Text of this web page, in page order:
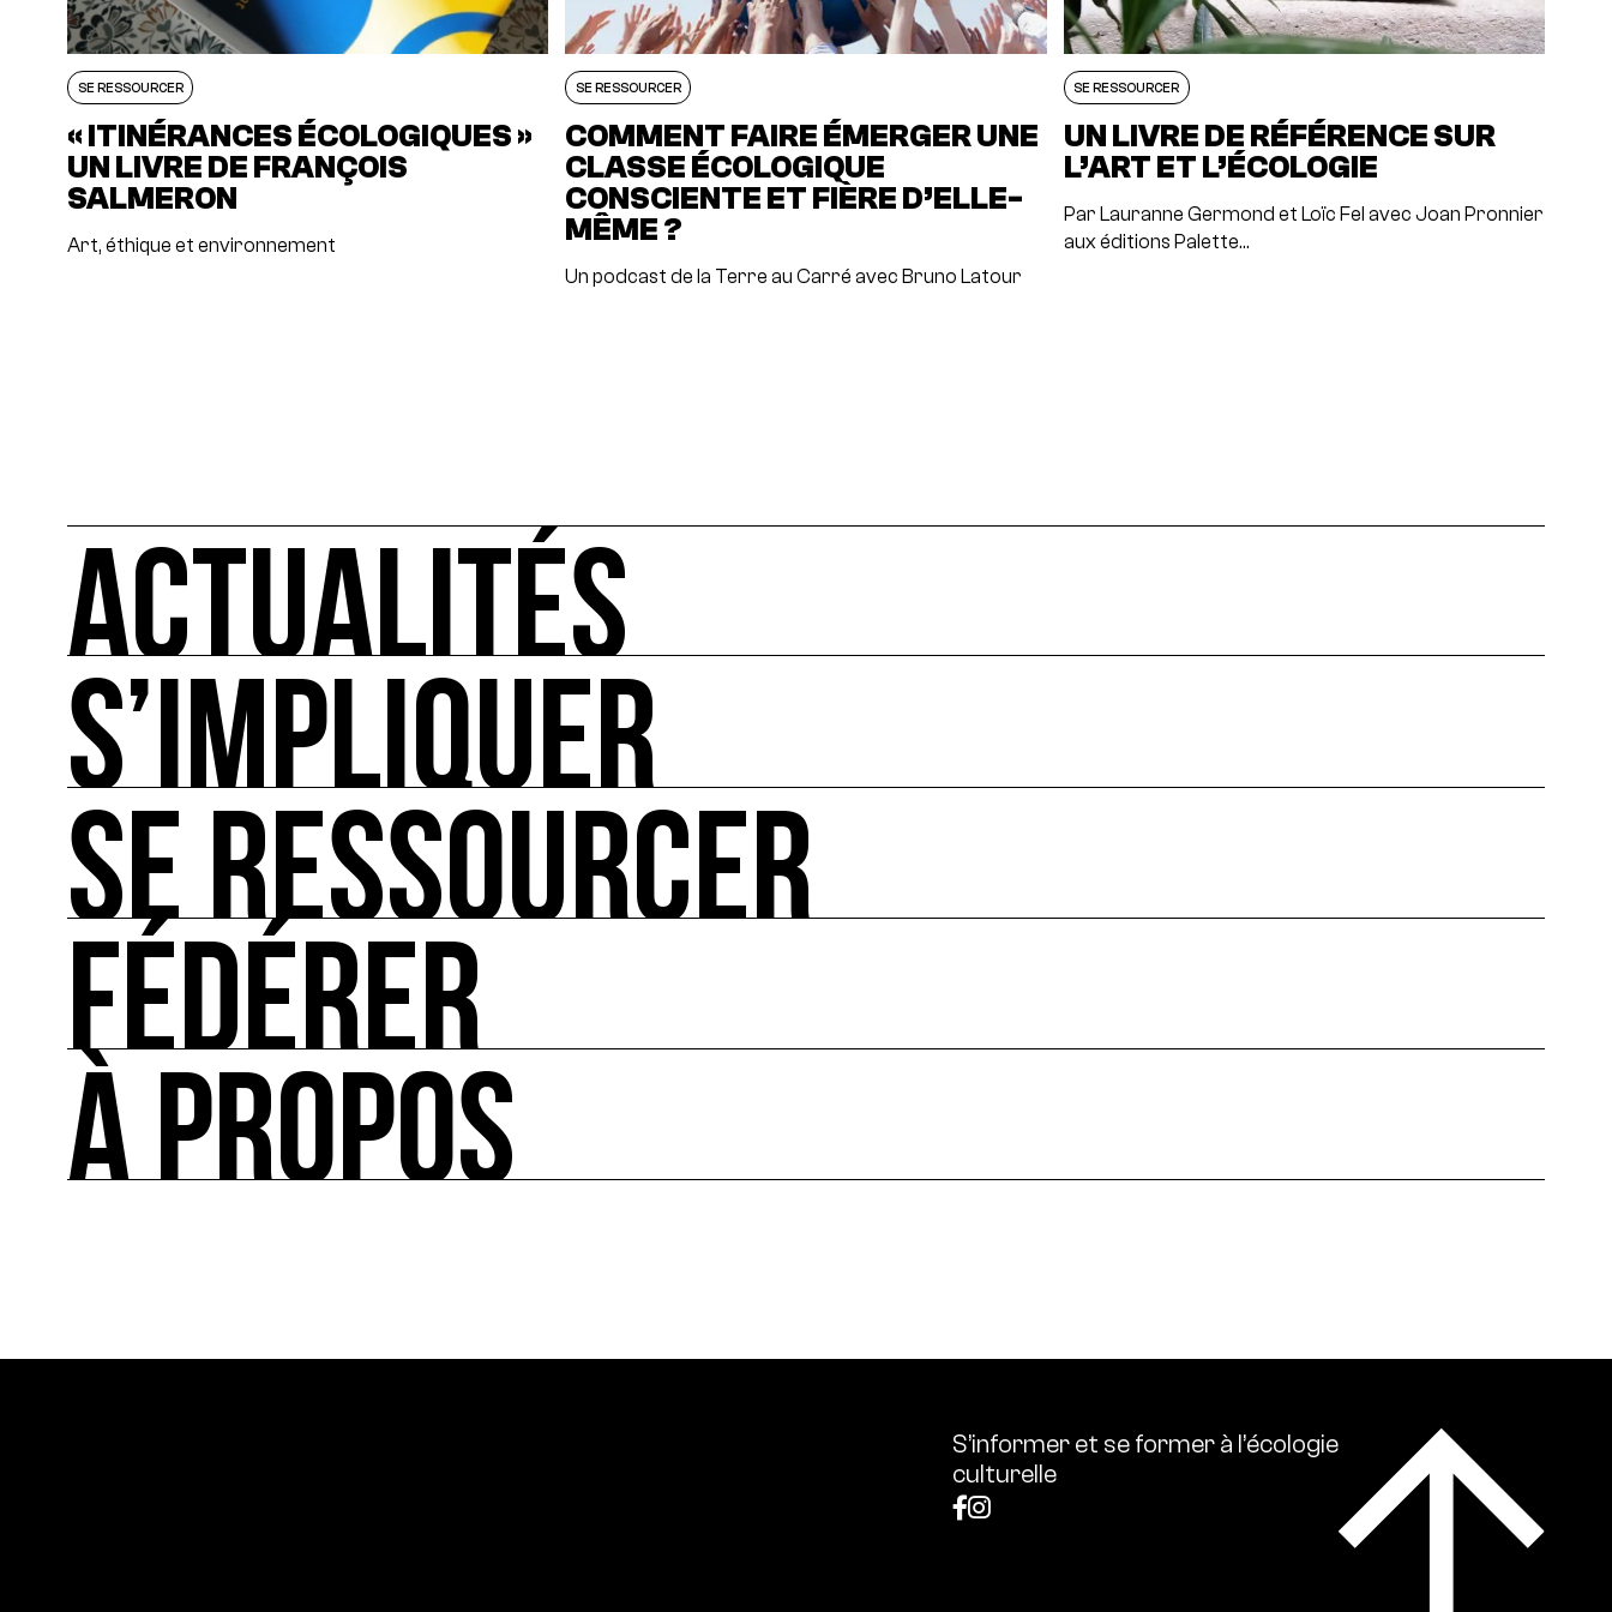
SE RESSOURCER
« ITINÉRANCES ÉCOLOGIQUES »
UN LIVRE DE FRANÇOIS
SALMERON
Art, éthique et environnement
SE RESSOURCER
COMMENT FAIRE ÉMERGER UNE
CLASSE ÉCOLOGIQUE
CONSCIENTE ET FIÈRE D’ELLE-
MÊME ?
Un podcast de la Terre au Carré avec Bruno Latour
SE RESSOURCER
UN LIVRE DE RÉFÉRENCE SUR
L’ART ET L’ÉCOLOGIE
Par Lauranne Germond et Loïc Fel avec Joan Pronnier
aux éditions Palette…
ACTUALITÉS
ACTUALITÉS
L'actualité française et internationale des rendez-vous de l'art et de l'écologie : manifestations, appels à projets, rencontres...
S’IMPLIQUER
S’IMPLIQUER
Les bonnes pratiques, guides et outils pour réduire ses impacts.
SE RESSOURCER
SE RESSOURCER
Les ressources théoriques et inspirantes sur les enjeux croisés culture et écologie.
FÉDÉRER
FÉDÉRER
Le répertoire des acteurs de l’écologie culturelle en France et dans le monde.
À PROPOS
S’informer et se former à l’écologie
culturelle